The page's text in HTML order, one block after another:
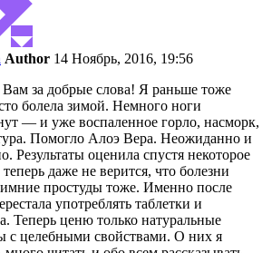
Author 14 Ноябрь, 2016, 19:56
за добрые слова! Я раньше тоже
болела зимой. Немного ноги
— и уже воспаленное горло, насморк,
Помогло Алоэ Вера. Неожиданно и
Результаты оценила спустя некоторое
даже не верится, что болезни
простуды тоже. Именно после
употреблять таблетки и
Теперь ценю только натуральные
с целебными свойствами. О них я